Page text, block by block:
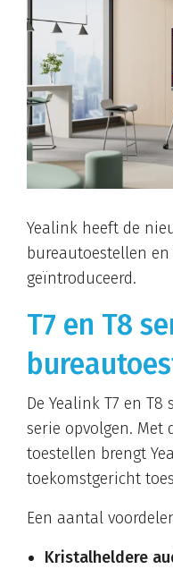
Yealink heeft de
bureautoestellen
geïntroduceerd.
T7 en T8
De Yealink T7 en
serie opvolgen. Met
toestellen brengt
toekomstgericht
Een aantal
Kristalheldere